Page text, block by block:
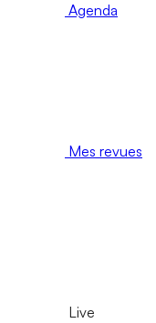
Agenda
Mes revues
Live